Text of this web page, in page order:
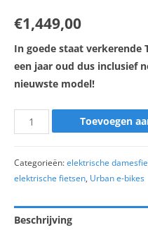
€1,449,00
In goede staat verkerende
een jaar oud dus inclusief
nieuwste model!
Toevoegen
Categorieën:elektrische
elektrische fietsen, Urban e-bikes
Beschrijving